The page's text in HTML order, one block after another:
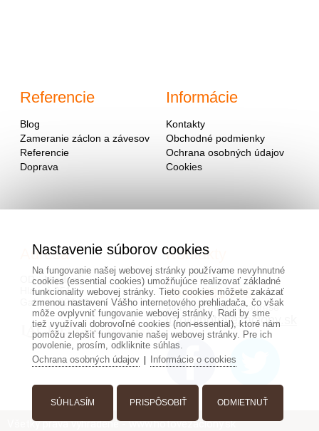
Referencie
Blog
Zameranie záclon a závesov
Referencie
Doprava
Informácie
Kontakty
Obchodné podmienky
Ochrana osobných údajov
Cookies
Adresa
OD - Mladosť
Hlavná 951
Galanta 924 01
Kontakty
0940 091 999
alebo na mailovej adrese
info@hotovezaclony.sk
Všetky práva vyhradené - www.hotovezaclony.sk
Nastavenie súborov cookies
Na fungovanie našej webovej stránky používame nevyhnutné
cookies (essential cookies) umožňujúce realizovať základné
funkcionality webovej stránky. Tieto cookies môžete zakázať
zmenou nastavení Vášho internetového prehliadača, čo však
môže ovplyvniť fungovanie webovej stránky. Radi by sme
tiež využívali dobrovoľné cookies (non-essential), ktoré nám
pomôžu zlepšiť fungovanie našej webovej stránky. Pre ich
povolenie, prosím, odkliknite súhlas.
Ochrana osobných údajov| Informácie o cookies
SÚHLASÍM PRISPÔSOBIŤ ODMIETNUŤ